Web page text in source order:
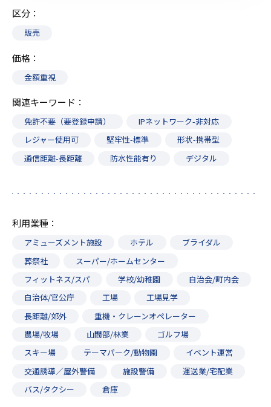
区分
販売
価格
金額重視
関連キーワード
免許不要（要登録申請）
IPネットワーク-非対応
レジャー使用可
堅牢性-標準
形状-携帯型
通信距離-長距離
防水性能有り デジタル
利用業種
アミューズメント施設 ホテル
ブライダル
葬祭社
スーパー/ホームセンター
フィットネス/スパ
学校/幼稚園
自治会/町内会
自治体/官公庁
工場
工場見学
長距離/郊外
重機・クレーンオペレーター
農場/牧場
山間部/林業
ゴルフ場
スキー場
テーマパーク/動物園
イベント運営
交通誘導／屋外警備
施設警備
運送業/宅配業
バス/タクシー
倉庫